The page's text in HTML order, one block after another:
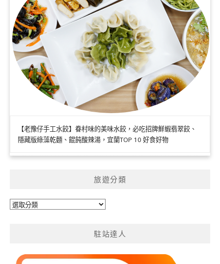
【老豫仔手工水餃】眷村味的美味水餃，必吃招牌鮮蝦翡翠餃、
隱藏版綠藻乾麵、餛飩酸辣湯，宜蘭TOP 10 好食好物
旅遊分類
旅
駐站達人